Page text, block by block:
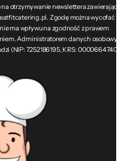
otrzymywanie newslettera
Zgodę można wycofać w
ma wpływu na zgodność z prawem
Administratorem danych
(NIP: 7252186195, KRS: 0000664740).